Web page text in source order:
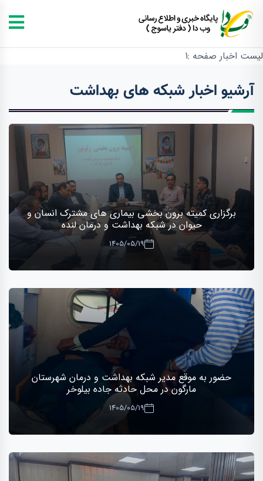
لیست اخبار صفحه :1
آرشیو اخبار شبکه های بهداشت
برگزاری کمیته برون بخشی بیماری های مشترک انسان و‌
حیوان در شبکه بهداشت و درمان لنده
1405/05/19
حضور به موقع مدیر شبکه بهداشت و درمان شهرستان
مارگون در محل حادثه جاده بیلوخر
1405/05/19